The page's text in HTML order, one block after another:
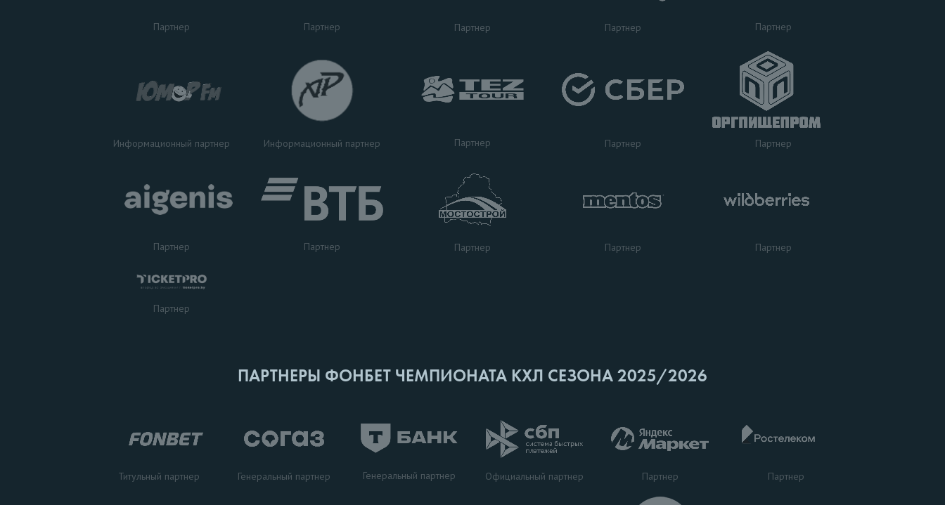
Партнер Партнер Партнер Партнер Партнер
Информационный партнер Информационный партнер Партнер Партнер Партнер
Партнер Партнер Партнер Партнер Партнер
Партнер
ПАРТНЕРЫ ФОНБЕТ ЧЕМПИОНАТА КХЛ СЕЗОНА 2025/2026
Титульный партнер Генеральный партнер Генеральный партнер Официальный партнер Партнер Партнер